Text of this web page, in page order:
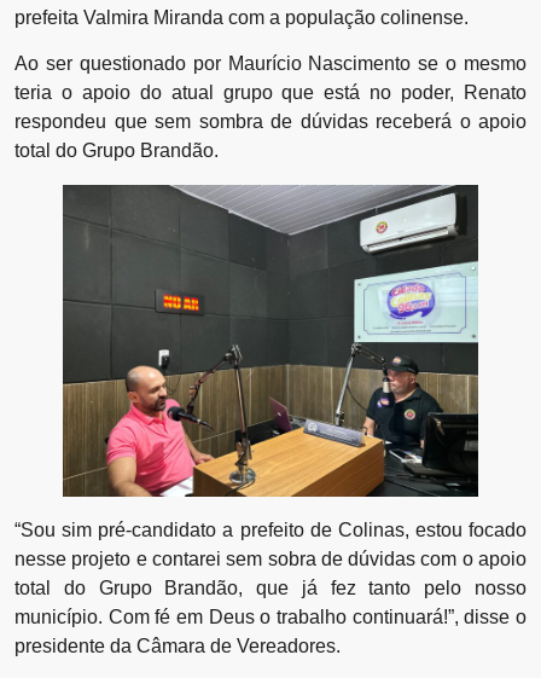
prefeita Valmira Miranda com a população colinense.
Ao ser questionado por Maurício Nascimento se o mesmo
teria o apoio do atual grupo que está no poder, Renato
respondeu que sem sombra de dúvidas receberá o apoio
total do Grupo Brandão.
“Sou sim pré-candidato a prefeito de Colinas, estou focado
nesse projeto e contarei sem sobra de dúvidas com o apoio
total do Grupo Brandão, que já fez tanto pelo nosso
município. Com fé em Deus o trabalho continuará!”, disse o
presidente da Câmara de Vereadores.